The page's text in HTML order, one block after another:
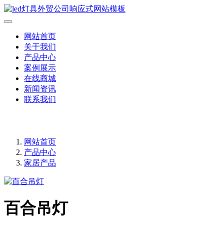
网站首页
关于我们
产品中心
案例展示
在线商城
新闻资讯
联系我们
网站首页
产品中心
家居产品
百合吊灯